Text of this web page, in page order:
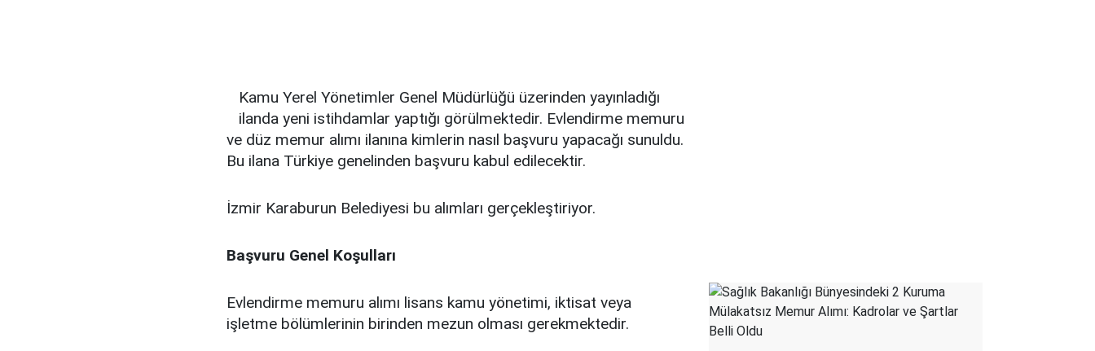
Kamu Yerel Yönetimler Genel Müdürlüğü üzerinden yayınladığı
ilanda yeni istihdamlar yaptığı görülmektedir. Evlendirme memuru
ve düz memur alımı ilanına kimlerin nasıl başvuru yapacağı sunuldu.
Bu ilana Türkiye genelinden başvuru kabul edilecektir.
İzmir Karaburun Belediyesi bu alımları gerçekleştiriyor.
Başvuru Genel Koşulları
Evlendirme memuru alımı lisans kamu yönetimi, iktisat veya
işletme bölümlerinin birinden mezun olması gerekmektedir.